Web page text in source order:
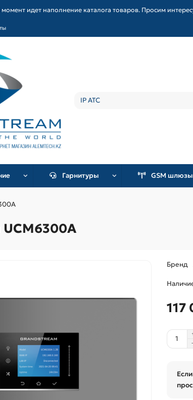
идет наполнение каталога товаров. Просим
Гарнитуры GSM шлюзы
Бренд
117